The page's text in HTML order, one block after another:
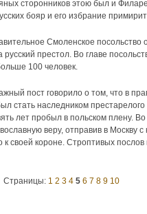
сторонников этою был и
бояр и его избрание
Смоленское посольство
престол. Во главе
100 человек.
пост говорило о том, что в
стать наследником
лет пробыл в польском плену.
веру, отправив в Москву
к своей короне. Строптивых
Страницы: 1 2 3 4 5 6 7 8 9 10